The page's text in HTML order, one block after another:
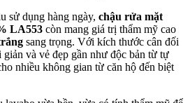
sử dụng hàng ngày, chậu rửa mặt
LA553 còn mang giá trị thẩm mỹ cao
sang trọng. Với kích thước cân đối
giản và vẻ đẹp gần như độc bản từ tự
nhiều không gian từ căn hộ đến biệt